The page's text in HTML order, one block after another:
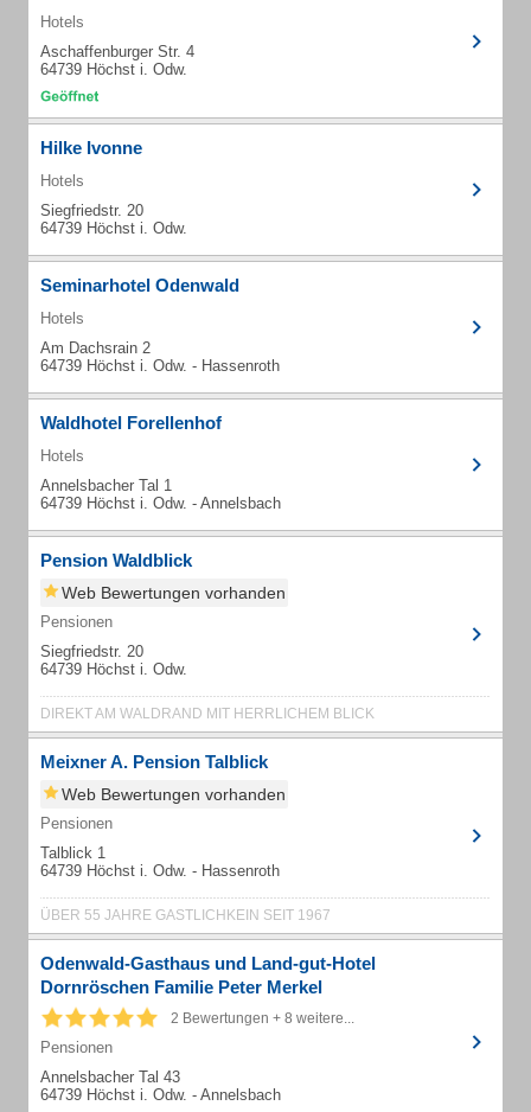
Hotels
Aschaffenburger Str. 4
64739 Höchst i. Odw.
Hilke Ivonne
Hotels
Siegfriedstr. 20
64739 Höchst i. Odw.
Seminarhotel Odenwald
Hotels
Am Dachsrain 2
64739 Höchst i. Odw. - Hassenroth
Waldhotel Forellenhof
Hotels
Annelsbacher Tal 1
64739 Höchst i. Odw. - Annelsbach
Pension Waldblick
Web Bewertungen vorhanden
Pensionen
Siegfriedstr. 20
64739 Höchst i. Odw.
DIREKT AM WALDRAND MIT HERRLICHEM BLICK
Meixner A. Pension Talblick
Web Bewertungen vorhanden
Pensionen
Talblick 1
64739 Höchst i. Odw. - Hassenroth
ÜBER 55 JAHRE GASTLICHKEIN SEIT 1967
Odenwald-Gasthaus und Land-gut-Hotel
Dornröschen Familie Peter Merkel
2 Bewertungen + 8 weitere...
Pensionen
Annelsbacher Tal 43
64739 Höchst i. Odw. - Annelsbach